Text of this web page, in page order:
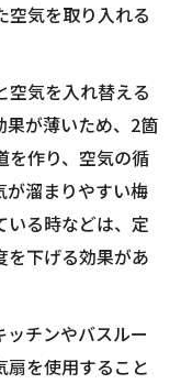
空気を取り入れる
空気を入れ替える
果が薄いため、2箇
を作り、空気の循
が溜まりやすい梅
いる時などは、定
を下げる効果があ
ッチンやバスルー
扇を使用すること